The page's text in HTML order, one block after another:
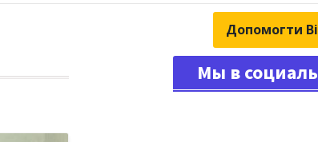
Допомогти
Мы в